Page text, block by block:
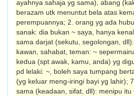
ayahnya sahaja yg sama), abang
berazam utk menuntut bela atas
perempuannya; 2. orang yg ada
sanak: dia bukan ~ saya, hanya
sama darjat (sekutu, segolongan,
kawan, sahabat, teman: ~
kedua (spt awak, kamu, anda) yg
pd lelaki: ~, boleh saya tumpang
(yg keluar meng-iringi bayi yg lahir);
sama (keadaan, sifat, dll): menipu